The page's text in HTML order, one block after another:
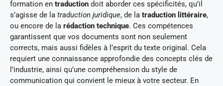
formation en traduction doit aborder ces spécificités, qu’il
s’agisse de la traduction juridique, de la traduction littéraire,
ou encore de la rédaction technique. Ces compétences
garantissent que vos documents sont non seulement
corrects, mais aussi fidèles à l’esprit du texte original. Cela
requiert une connaissance approfondie des concepts clés de
l’industrie, ainsi qu’une compréhension du style de
communication qui convient le mieux à votre secteur. En